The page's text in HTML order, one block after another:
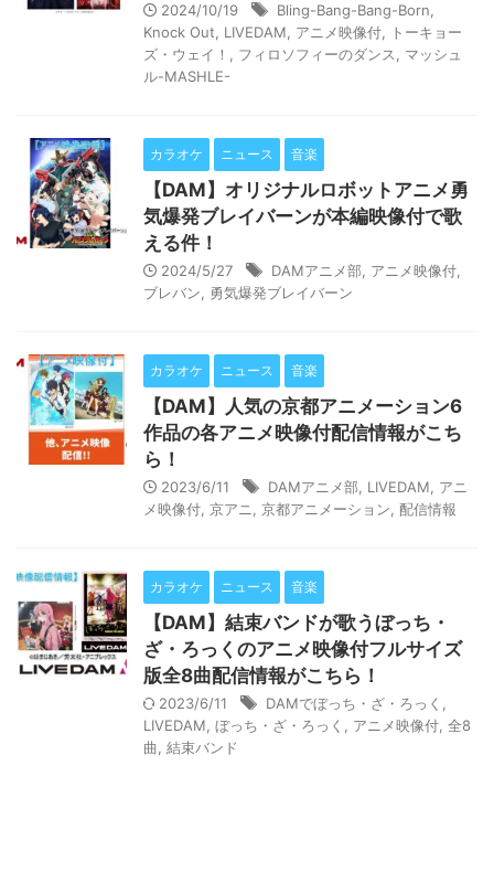
2024/10/19 Bling-Bang-Bang-Born
Knock Out
LIVEDAM アニメ映像付
トーキョー
ズ・ウェイ！
フィロソフィーのダンス
マッシュ
ル-MASHLE-
カラオケ ニュース 音楽
【DAM】オリジナルロボットアニメ勇
気爆発ブレイバーンが本編映像付で歌
える件！
2024/5/27 DAMアニメ部 アニメ映像付
ブレバン
勇気爆発ブレイバーン
カラオケ ニュース 音楽
【DAM】人気の京都アニメーション6
作品の各アニメ映像付配信情報がこち
ら！
2023/6/11 DAMアニメ部 LIVEDAM
アニ
メ映像付 京アニ 京都アニメーション 配信情報
カラオケ ニュース 音楽
【DAM】結束バンドが歌うぼっち・
ざ・ろっくのアニメ映像付フルサイズ
版全8曲配信情報がこちら！
2023/6/11 DAMでぼっち・ざ・ろっく
LIVEDAM ぼっち・ざ・ろっく アニメ映像付 全8
曲 結束バンド